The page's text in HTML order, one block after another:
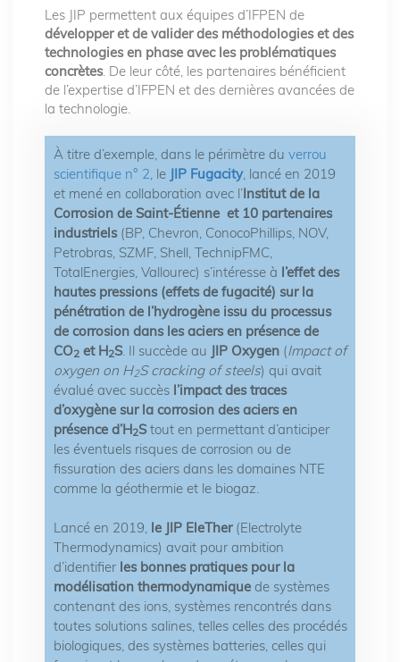
Les JIP permettent aux équipes d’IFPEN de
développer et de valider des méthodologies et des
technologies en phase avec les problématiques
concrètes. De leur côté, les partenaires bénéficient
de l’expertise d’IFPEN et des dernières avancées de
la technologie.
À titre d’exemple, dans le périmètre du verrou
scientifique n° 2 , le JIP Fugacity, lancé en 2019
et mené en collaboration avec l’Institut de la
Corrosion de Saint-Étienne et 10 partenaires
industriels(BP, Chevron, ConocoPhillips, NOV,
Petrobras, SZMF, Shell, TechnipFMC,
TotalEnergies, Vallourec) s’intéresse à l’effet des
hautes pressions (effets de fugacité) sur la
pénétration de l’hydrogène issu du processus
de corrosion dans les aciers en présence de
CO2et H2S. Il succède au JIP Oxygen(Impact of
oxygen on H2S cracking of steels) qui avait
évalué avec succès l’impact des traces
d’oxygène sur la corrosion des aciers en
présence d’H2Stout en permettant d’anticiper
les éventuels risques de corrosion ou de
fissuration des aciers dans les domaines NTE
comme la géothermie et le biogaz.
Lancé en 2019, le JIP EleTher(Electrolyte
Thermodynamics) avait pour ambition
d’identifier les bonnes pratiques pour la
modélisation thermodynamiquede systèmes
contenant des ions, systèmes rencontrés dans
toutes solutions salines, telles celles des procédés
biologiques, des systèmes batteries, celles qui